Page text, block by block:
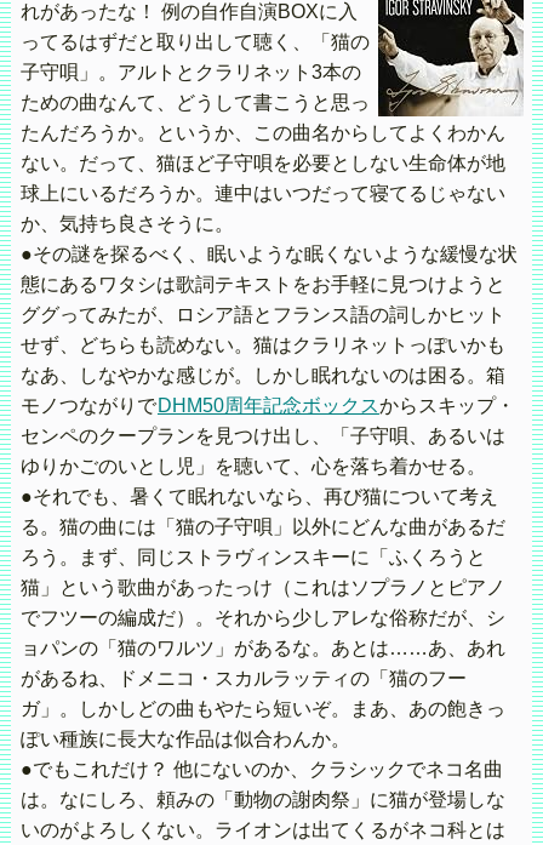
れがあったな！ 例の自作自演BOXに入
ってるはずだと取り出して聴く、「猫の
子守唄」。アルトとクラリネット3本の
ための曲なんて、どうして書こうと思っ
たんだろうか。というか、この曲名からしてよくわかん
ない。だって、猫ほど子守唄を必要としない生命体が地
球上にいるだろうか。連中はいつだって寝てるじゃない
か、気持ち良さそうに。
●その謎を探るべく、眠いような眠くないような緩慢な状
態にあるワタシは歌詞テキストをお手軽に見つけようと
ググってみたが、ロシア語とフランス語の詞しかヒット
せず、どちらも読めない。猫はクラリネットっぽいかも
なあ、しなやかな感じが。しかし眠れないのは困る。箱
モノつながりでDHM50周年記念ボックスからスキップ・
センペのクープランを見つけ出し、「子守唄、あるいは
ゆりかごのいとし児」を聴いて、心を落ち着かせる。
●それでも、暑くて眠れないなら、再び猫について考え
る。猫の曲には「猫の子守唄」以外にどんな曲があるだ
ろう。まず、同じストラヴィンスキーに「ふくろうと
猫」という歌曲があったっけ（これはソプラノとピアノ
でフツーの編成だ）。それから少しアレな俗称だが、シ
ョパンの「猫のワルツ」があるな。あとは……あ、あれ
があるね、ドメニコ・スカルラッティの「猫のフー
ガ」。しかしどの曲もやたら短いぞ。まあ、あの飽きっ
ぽい種族に長大な作品は似合わんか。
●でもこれだけ？ 他にないのか、クラシックでネコ名曲
は。なにしろ、頼みの「動物の謝肉祭」に猫が登場しな
いのがよろしくない。ライオンは出てくるがネコ科とは